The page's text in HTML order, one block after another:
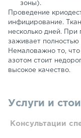
зоны).
Проведение
инфицирование.
несколько дней. При
заживает
Немаловажно то,
азотом стоит
высокое качество.
Услуги и
Консультации